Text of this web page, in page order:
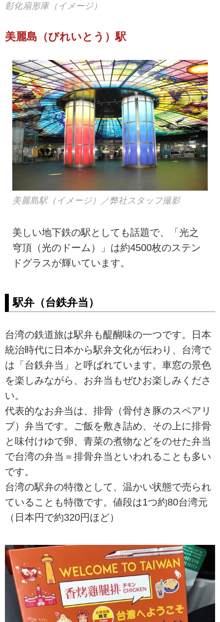
彰化扇形庫（イメージ）
美麗島（びれいとう）駅
美麗島駅（イメージ）／弊社スタッフ撮影
美しい地下鉄の駅としても話題で、「光之
穹頂（光のドーム）」は約4500枚のステン
ドグラスが輝いています。
駅弁（台鉄弁当）
台湾の鉄道旅は駅弁も醍醐味の一つです。日本
統治時代に日本から駅弁文化が伝わり、台湾で
は「台鉄弁当」と呼ばれています。車窓の景色
を楽しみながら、お弁当もぜひお楽しみくださ
い。
代表的なお弁当は、排骨（骨付き豚のスペアリ
ブ）弁当です。ご飯を敷き詰め、その上に排骨
と味付けゆで卵、青菜の煮物などをのせた弁当
で台湾の弁当＝排骨弁当といわれることも多い
です。
台湾の駅弁の特徴として、温かい状態で売られ
ていることも特徴です。値段は1つ約80台湾元
（日本円で約320円ほど）